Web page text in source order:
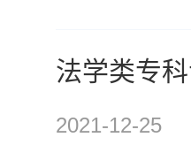
法学类专
2021-12-25